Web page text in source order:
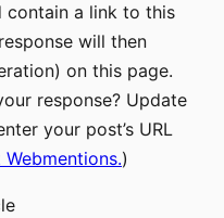
contain a link to this
will then
on this page.
response? Update
your post’s URL
)